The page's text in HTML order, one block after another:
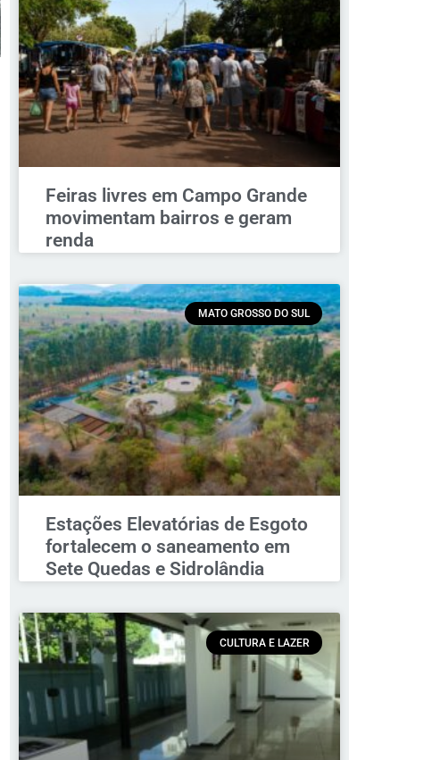
Feiras livres em Campo Grande
movimentam bairros e geram
renda
MATO GROSSO DO SUL
Estações Elevatórias de Esgoto
fortalecem o saneamento em
Sete Quedas e Sidrolândia
CULTURA E LAZER